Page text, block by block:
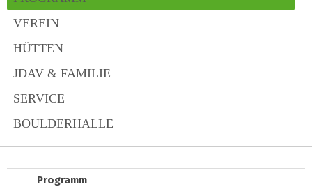
VEREIN
HÜTTEN
JDAV & FAMILIE
SERVICE
BOULDERHALLE
Programm